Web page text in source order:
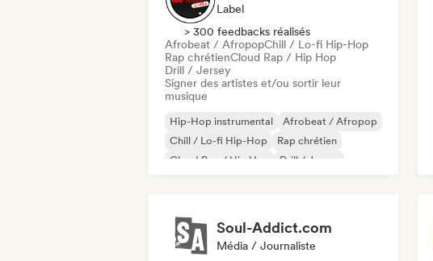
Label
> 300 feedbacks réalisés
Afrobeat / AfropopChill / Lo-fi Hip-Hop
Rap chrétienCloud Rap / Hip Hop
Drill / Jersey
Signer des artistes et/ou sortir leur
musique
Hip-Hop instrumental
Afrobeat / Afropop
Chill / Lo-fi Hip-Hop
Rap chrétien
Cloud Rap / Hip Hop
Drill / Jersey
Soul-Addict.com
Média / Journaliste